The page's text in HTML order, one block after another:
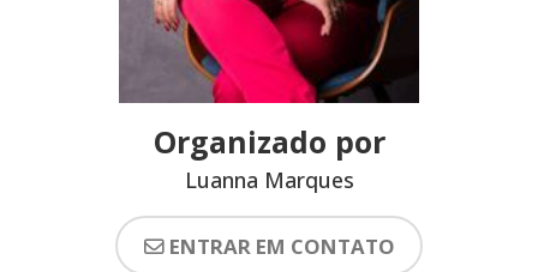
Organizado por
Luanna Marques
ENTRAR EM CONTATO